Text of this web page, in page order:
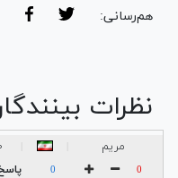
هم‌رسانی:
نظرات
مریم
0
0